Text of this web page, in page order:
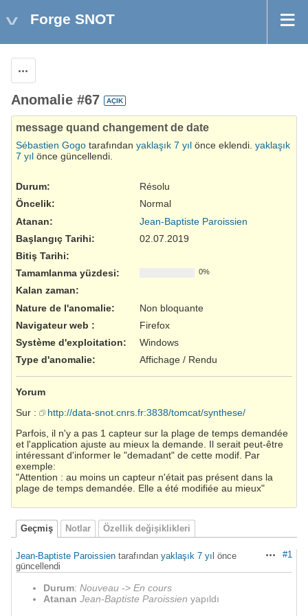
Forge SNOT
Anomalie #67 AÇIK
message quand changement de date
Sébastien Gogo tarafından yaklaşık 7 yıl önce eklendi. yaklaşık
7 yıl önce güncellendi.
Durum:
Résolu
Öncelik:
Normal
Atanan:
Jean-Baptiste Paroissien
Başlangıç Tarihi:
02.07.2019
Bitiş Tarihi:
Tamamlanma yüzdesi:
0%
Kalan zaman:
Nature de l'anomalie:
Non bloquante
Navigateur web :
Firefox
Système d'exploitation:
Windows
Type d'anomalie: Affichage / Rendu
Yorum
Sur :
http://data-snot.cnrs.fr:3838/tomcat/synthese/
Parfois, il n'y a pas 1 capteur sur la plage de temps demandée
et l'application ajuste au mieux la demande. Il serait peut-être
intéressant d'informer le "demadant" de cette modif. Par
exemple:
"Attention : au moins un capteur n'était pas présent dans la
plage de temps demandée. Elle a été modifiée au mieux"
Geçmiş Notlar Özellik değişiklikleri
Aksiyonlar
#1
Jean-Baptiste Paroissien tarafından yaklaşık 7 yıl önce
güncellendi
Durum: Nouveau -> En cours
Atanan Jean-Baptiste Paroissien yapıldı